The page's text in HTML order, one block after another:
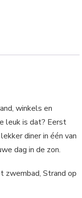
winkels en
leuk is dat? Eerst
diner in één van
dag in de zon.
zwembad, Strand op